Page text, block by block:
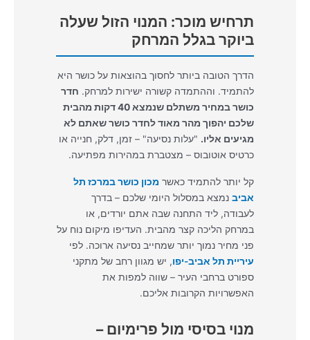
תרחיש מוכר: המנוי הזול שעלה
ביוקר בגלל המרחק
הדרך הטובה ביותר לחסוך בהוצאות על כושר היא
להתמיד. וההתמדה קשורה ישירות למרחק. חדר
כושר במחיר משתלם שנמצא 40 דקות מהבית
שלכם יהפוך מהר מאוד לחדר כושר שאתם לא
מגיעים אליו. "עלות נסיעה" – זמן, דלק, חנייה או
כרטיס אוטובוס – מצטברת במהירות מפתיעה.
קל יותר להתמיד כאשר מכון כושר במרכז תל
אביב נמצא במסלול היומי שלכם – בדרך
לעבודה, ליד התחנה שבה אתם יורדים, או
במרחק הליכה קצר מהבית. העדיפו מיקום נוח על
פני מחיר נמוך יותר שמחייב נסיעה ארוכה. לפי
עיריית תל אביב-יפו, יש מגוון רחב של מתקני
ספורט ברחבי העיר – שווה למפות את
האפשרויות הקרובות אליכם.
מנוי בסיסי מול פרימיום –